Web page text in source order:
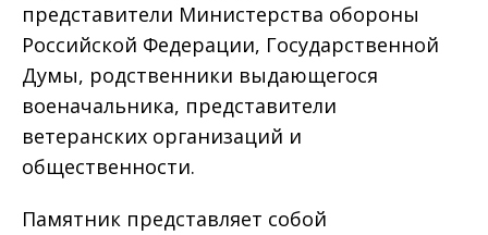
представители Министерства обороны
Российской Федерации, Государственной
Думы, родственники выдающегося
военачальника, представители
ветеранских организаций и
общественности.
Памятник представляет собой